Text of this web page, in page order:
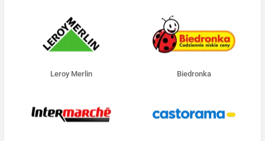
Leroy Merlin Biedronka